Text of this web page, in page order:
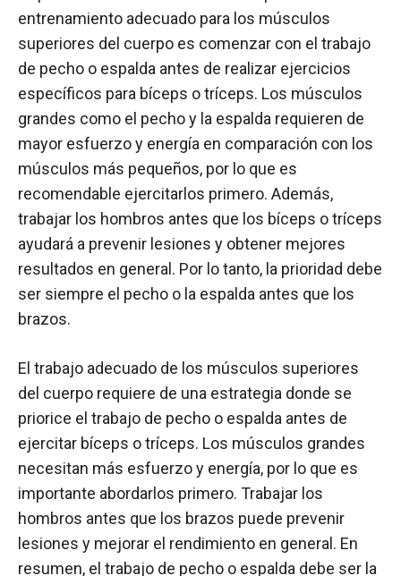
entrenamiento adecuado para los músculos
superiores del cuerpo es comenzar con el trabajo
de pecho o espalda antes de realizar ejercicios
específicos para bíceps o tríceps. Los músculos
grandes como el pecho y la espalda requieren de
mayor esfuerzo y energía en comparación con los
músculos más pequeños, por lo que es
recomendable ejercitarlos primero. Además,
trabajar los hombros antes que los bíceps o tríceps
ayudará a prevenir lesiones y obtener mejores
resultados en general. Por lo tanto, la prioridad debe
ser siempre el pecho o la espalda antes que los
brazos.
El trabajo adecuado de los músculos superiores
del cuerpo requiere de una estrategia donde se
priorice el trabajo de pecho o espalda antes de
ejercitar bíceps o tríceps. Los músculos grandes
necesitan más esfuerzo y energía, por lo que es
importante abordarlos primero. Trabajar los
hombros antes que los brazos puede prevenir
lesiones y mejorar el rendimiento en general. En
resumen, el trabajo de pecho o espalda debe ser la